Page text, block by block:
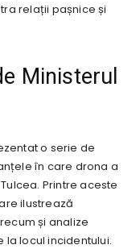
relații pașnice și
Ministerul
o serie de
în care drona a
Printre aceste
ilustrează
și analize
locul incidentului.